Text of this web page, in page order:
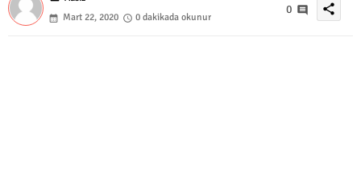
Mart 22, 2020
0 dakikada okunur
0 share